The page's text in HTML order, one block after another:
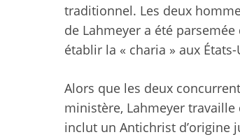
traditionnel. Les deux
de Lahmeyer a été
établir la « charia » aux États-
Alors que les deux
ministère, Lahmeyer
inclut un Antichrist d’origine